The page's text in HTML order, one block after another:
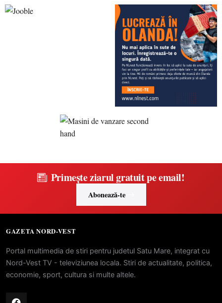
Primește ziarul gratuit pe email!
Abonează-te
GAZETA NORD-VEST
Portal multimedia de stiri pentru judetul Satu Mare, integrat cu
Nord-Vest TV - televiziunea locala. Stiri de actualitate, politica,
economie, sport, cultura si multe altele.